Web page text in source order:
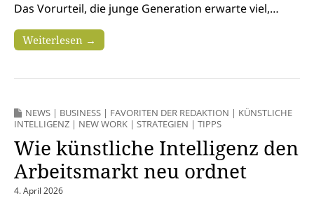
Das Vorurteil, die junge Generation erwarte viel,…
Weiterlesen →
NEWS | BUSINESS | FAVORITEN DER REDAKTION | KÜNSTLICHE
INTELLIGENZ | NEW WORK | STRATEGIEN | TIPPS
Wie künstliche Intelligenz den
Arbeitsmarkt neu ordnet
4. April 2026